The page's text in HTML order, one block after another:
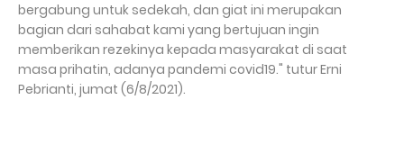
bergabung untuk sedekah, dan giat ini merupakan
bagian dari sahabat kami yang bertujuan ingin
memberikan rezekinya kepada masyarakat di saat
masa prihatin, adanya pandemi covid19." tutur Erni
Pebrianti, jumat (6/8/2021).